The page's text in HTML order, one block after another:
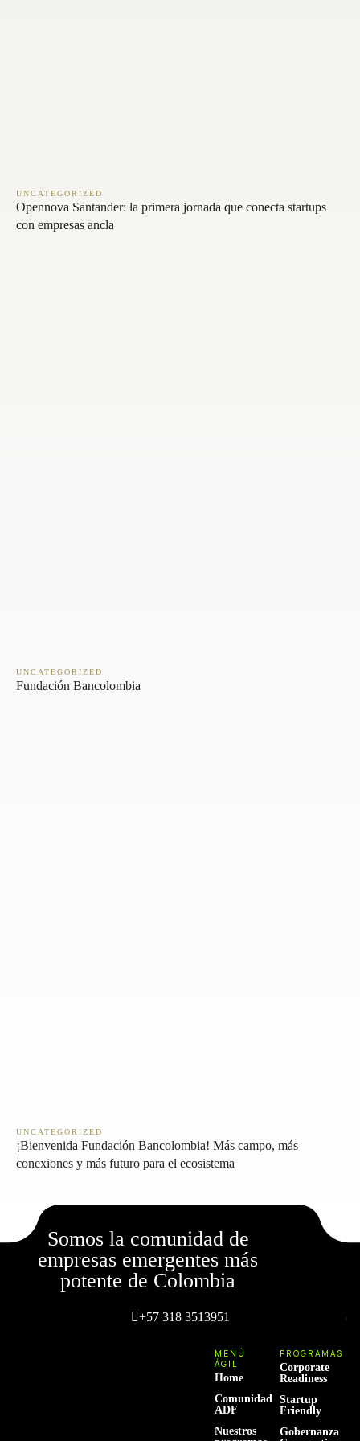
UNCATEGORIZED
Opennova Santander: la primera jornada que conecta startups
con empresas ancla
UNCATEGORIZED
Fundación Bancolombia
UNCATEGORIZED
¡Bienvenida Fundación Bancolombia! Más campo, más
conexiones y más futuro para el ecosistema
Somos la comunidad de
empresas emergentes más
potente de Colombia
+57 318 3513951
MENÚ
ÁGIL
Home
Comunidad
ADF
Nuestros
PROGRAMAS
Corporate
Readiness
Startup
Friendly
Gobernanza